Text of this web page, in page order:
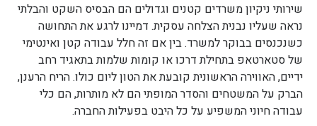
שירותי ניקיון משרדים קטנים וגדולים הם הבסיס השקט והבלתי
נראה שעליו נבנית הצלחה עסקית. דמיינו לרגע את התחושה
כשנכנסים בבוקר למשרד. בין אם זה חלל עבודה קטן ואינטימי
של סטארטאפ בתחילת דרכו או קומות שלמות בתאגיד רחב
ידיים, האווירה הראשונית קובעת את הטון ליום כולו. הריח הרענן,
הברק על המשטחים והסדר המופתי הם לא מותרות, הם כלי
עבודה חיוני המשפיע על כל היבט בפעילות החברה.